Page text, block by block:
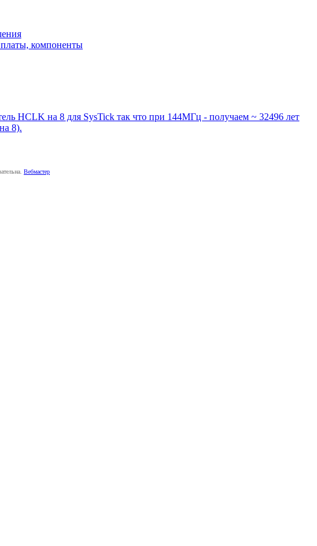
компоненты
HCLK на 8 для SysTick так что при 144МГц - получаем ~ 32496 лет
8).
Вебмастер